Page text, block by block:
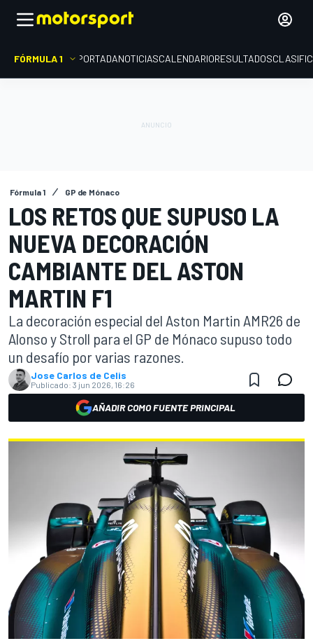
FÓRMULA 1 PORTADANOTICIASCALENDARIORESULTADOS
Fórmula 1 GP de Mónaco
LOS RETOS QUE SUPUSO LA
NUEVA DECORACIÓN
CAMBIANTE DEL ASTON
MARTIN F1
La decoración especial del Aston Martin AMR26 de
Alonso y Stroll para el GP de Mónaco supuso todo
un desafío por varias razones.
Jose Carlos de Celis
Publicado: 3 jun 2026, 16:26
AÑADIR COMO FUENTE PRINCIPAL